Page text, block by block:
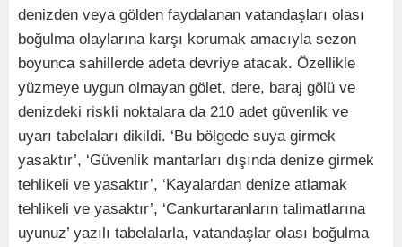
denizden veya gölden faydalanan vatandaşları olası
boğulma olaylarına karşı korumak amacıyla sezon
boyunca sahillerde adeta devriye atacak. Özellikle
yüzmeye uygun olmayan gölet, dere, baraj gölü ve
denizdeki riskli noktalara da 210 adet güvenlik ve
uyarı tabelaları dikildi. ‘Bu bölgede suya girmek
yasaktır’, ‘Güvenlik mantarları dışında denize girmek
tehlikeli ve yasaktır’, ‘Kayalardan denize atlamak
tehlikeli ve yasaktır’, ‘Cankurtaranların talimatlarına
uyunuz’ yazılı tabelalarla, vatandaşlar olası boğulma